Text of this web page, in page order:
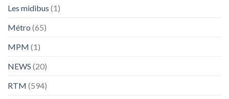
Les midibus (1)
Métro (65)
MPM (1)
NEWS (20)
RTM (594)